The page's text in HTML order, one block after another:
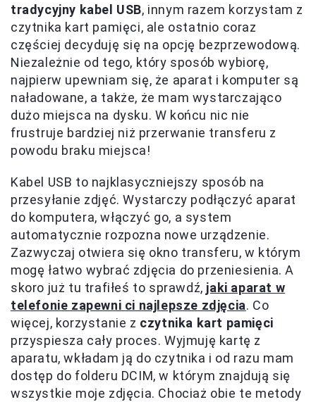
tradycyjny kabel USB, innym razem korzystam z
czytnika kart pamięci, ale ostatnio coraz
częściej decyduję się na opcję bezprzewodową.
Niezależnie od tego, który sposób wybiorę,
najpierw upewniam się, że aparat i komputer są
naładowane, a także, że mam wystarczająco
dużo miejsca na dysku. W końcu nic nie
frustruje bardziej niż przerwanie transferu z
powodu braku miejsca!
Kabel USB to najklasyczniejszy sposób na
przesyłanie zdjęć. Wystarczy podłączyć aparat
do komputera, włączyć go, a system
automatycznie rozpozna nowe urządzenie.
Zazwyczaj otwiera się okno transferu, w którym
mogę łatwo wybrać zdjęcia do przeniesienia. A
skoro już tu trafiłeś to sprawdź, jaki aparat w
telefonie zapewni ci najlepsze zdjęcia. Co
więcej, korzystanie z czytnika kart pamięci
przyspiesza cały proces. Wyjmuję kartę z
aparatu, wkładam ją do czytnika i od razu mam
dostęp do folderu DCIM, w którym znajdują się
wszystkie moje zdjęcia. Chociaż obie te metody